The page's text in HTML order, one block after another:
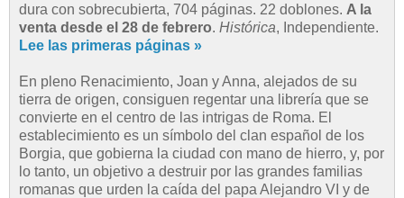
dura con sobrecubierta, 704 páginas. 22 doblones. A la
venta desde el 28 de febrero. Histórica, Independiente.
Lee las primeras páginas »
En pleno Renacimiento, Joan y Anna, alejados de su
tierra de origen, consiguen regentar una librería que se
convierte en el centro de las intrigas de Roma. El
establecimiento es un símbolo del clan español de los
Borgia, que gobierna la ciudad con mano de hierro, y, por
lo tanto, un objetivo a destruir por las grandes familias
romanas que urden la caída del papa Alejandro VI y de